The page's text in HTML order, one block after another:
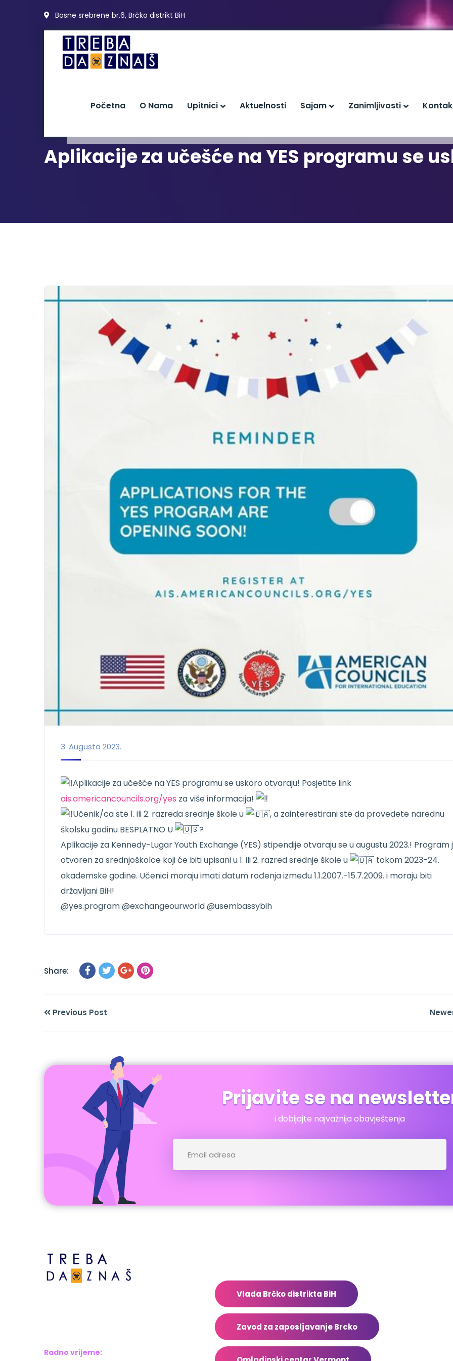
Bosne srebrene br.6, Brčko distrikt BiH
Početna O Nama Upitnici Aktuelnosti Sajam Zanimljivosti
Aplikacije za učešće na YES programu se
3. Augusta 2023.
Aplikacije za učešće na YES programu se uskoro otvaraju! Posjetite link
ais.americancouncils.org/yes za više informacija!
Učenik/ca ste 1. ili 2. razreda srednje škole u
, a zainterestirani ste da provedete narednu
školsku godinu BESPLATNO U
?
Aplikacije za Kennedy-Lugar Youth Exchange (YES) stipendije otvaraju se u augustu 2023.! Program
otvoren za srednjoškolce koji će biti upisani u 1. ili 2. razred srednje škole u
tokom 2023-24.
akademske godine. Učenici moraju imati datum rođenja između 1.1.2007.-15.7.2009. i moraju biti
državljani BiH!
@yes.program @exchangeourworld @usembassybih
Share:
Previous Post
Prijavite se na
i dobijajte najvažnija obavještenja
Radno vrijeme:
Vlada Brčko distrikta BiH
Zavod za zaposljavanje Brcko